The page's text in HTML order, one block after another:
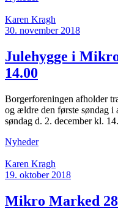
Karen Kragh
30. november 2018
Julehygge i
14.00
Borgerforeningen afholder
og ældre den første søndag
søndag d. 2. december kl. 14.
Nyheder
Karen Kragh
19. oktober 2018
Mikro Marked